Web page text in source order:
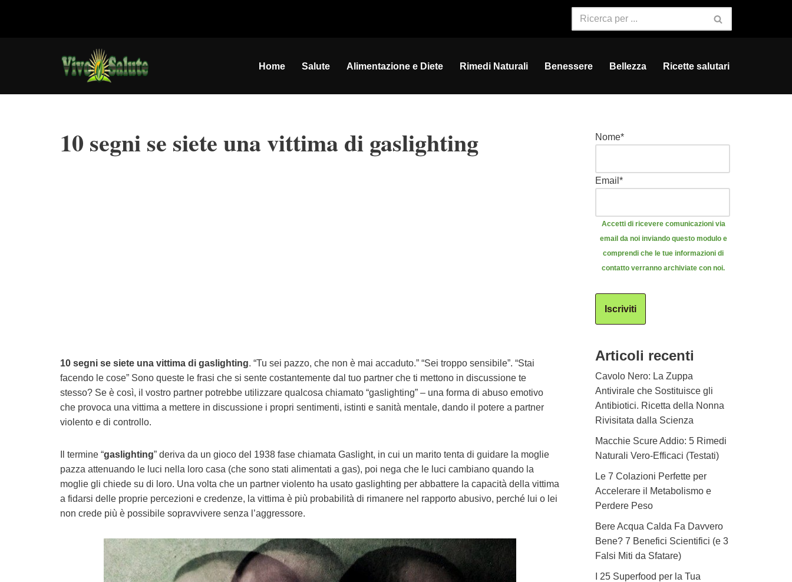
Home Salute Alimentazione e Diete Rimedi Naturali Benessere Bellezza Ricette salutari
10 segni se siete una vittima di gaslighting
10 segni se siete una vittima di gaslighting. “Tu sei pazzo, che non è mai accaduto.” “Sei troppo sensibile”. “Stai
facendo le cose” Sono queste le frasi che si sente costantemente dal tuo partner che ti mettono in discussione te
stesso? Se è così, il vostro partner potrebbe utilizzare qualcosa chiamato “gaslighting” – una forma di abuso emotivo
che provoca una vittima a mettere in discussione i propri sentimenti, istinti e sanità mentale, dando il potere a partner
violento e di controllo.
Il termine “gaslighting” deriva da un gioco del 1938 fase chiamata Gaslight, in cui un marito tenta di guidare la moglie
pazza attenuando le luci nella loro casa (che sono stati alimentati a gas), poi nega che le luci cambiano quando la
moglie gli chiede su di loro. Una volta che un partner violento ha usato gaslighting per abbattere la capacità della vittima
a fidarsi delle proprie percezioni e credenze, la vittima è più probabilità di rimanere nel rapporto abusivo, perché lui o lei
non crede più è possibile sopravvivere senza l’aggressore.
Nome*
Email *
Accetti di ricevere comunicazioni via
email da noi inviando questo modulo e
comprendi che le tue informazioni di
contatto verranno archiviate con noi.
Iscriviti
Articoli recenti
Cavolo Nero: La Zuppa
Antivirale che Sostituisce gli
Antibiotici. Ricetta della Nonna
Rivisitata dalla Scienza
Macchie Scure Addio: 5 Rimedi
Naturali Vero-Efficaci (Testati)
Le 7 Colazioni Perfette per
Accelerare il Metabolismo e
Perdere Peso
Bere Acqua Calda Fa Davvero
Bene? 7 Benefici Scientifici (e 3
Falsi Miti da Sfatare)
I 25 Superfood per la Tua